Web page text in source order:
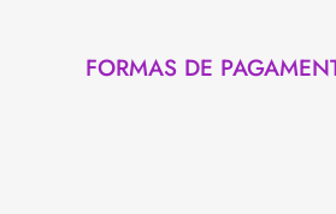
FORMAS DE